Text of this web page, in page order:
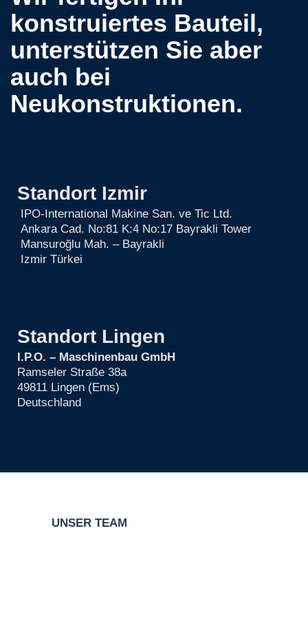
konstruiertes Bauteil,
unterstützen Sie aber
auch bei
Neukonstruktionen.
Standort Izmir
IPO-International Makine San. ve Tic Ltd.
Ankara Cad. No:81 K:4 No:17 Bayrakli Tower
Mansuroğlu Mah. – Bayrakli
Izmir Türkei
Standort Lingen
I.P.O. – Maschinenbau GmbH
Ramseler Straße 38a
49811 Lingen (Ems)
Deutschland
UNSER TEAM